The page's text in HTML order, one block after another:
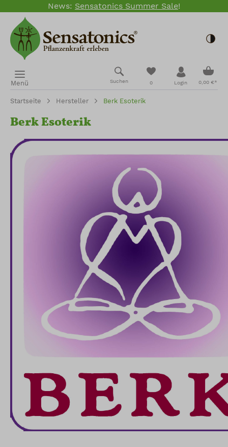
Zum Hauptinhalt springen
News: Sensatonics Summer Sale!
Menü Suchen 0
Du hast 0
Login 0,00 €*
Startseite Hersteller Berk Esoterik
Berk Esoterik